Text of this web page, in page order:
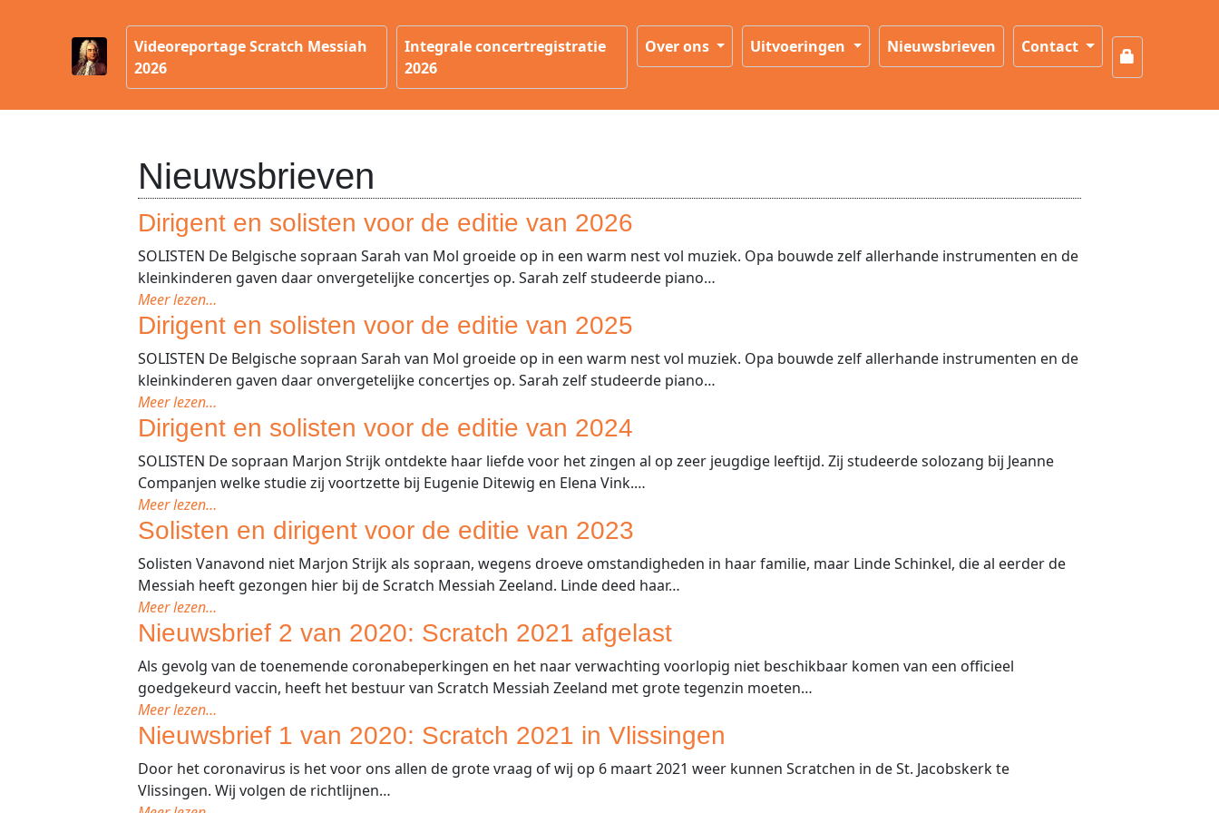
Videoreportage Scratch Messiah
2026
Integrale concertregistratie
2026
Over ons Uitvoeringen Nieuwsbrieven Contact
Nieuwsbrieven
Dirigent en solisten voor de editie van 2026
SOLISTEN De Belgische sopraan Sarah van Mol groeide op in een warm nest vol muziek. Opa bouwde zelf allerhande instrumenten en de
kleinkinderen gaven daar onvergetelijke concertjes op. Sarah zelf studeerde piano…
Meer lezen…
Dirigent en solisten voor de editie van 2025
SOLISTEN De Belgische sopraan Sarah van Mol groeide op in een warm nest vol muziek. Opa bouwde zelf allerhande instrumenten en de
kleinkinderen gaven daar onvergetelijke concertjes op. Sarah zelf studeerde piano…
Meer lezen…
Dirigent en solisten voor de editie van 2024
SOLISTEN De sopraan Marjon Strijk ontdekte haar liefde voor het zingen al op zeer jeugdige leeftijd. Zij studeerde solozang bij Jeanne
Companjen welke studie zij voortzette bij Eugenie Ditewig en Elena Vink.…
Meer lezen…
Solisten en dirigent voor de editie van 2023
Solisten Vanavond niet Marjon Strijk als sopraan, wegens droeve omstandigheden in haar familie, maar Linde Schinkel, die al eerder de
Messiah heeft gezongen hier bij de Scratch Messiah Zeeland. Linde deed haar…
Meer lezen…
Nieuwsbrief 2 van 2020: Scratch 2021 afgelast
Als gevolg van de toenemende coronabeperkingen en het naar verwachting voorlopig niet beschikbaar komen van een officieel
goedgekeurd vaccin, heeft het bestuur van Scratch Messiah Zeeland met grote tegenzin moeten…
Meer lezen…
Nieuwsbrief 1 van 2020: Scratch 2021 in Vlissingen
Door het coronavirus is het voor ons allen de grote vraag of wij op 6 maart 2021 weer kunnen Scratchen in de St. Jacobskerk te
Vlissingen. Wij volgen de richtlijnen…